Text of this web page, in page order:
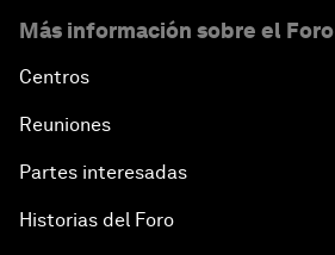
Más información sobre el Foro
Centros
Reuniones
Partes interesadas
Historias del Foro